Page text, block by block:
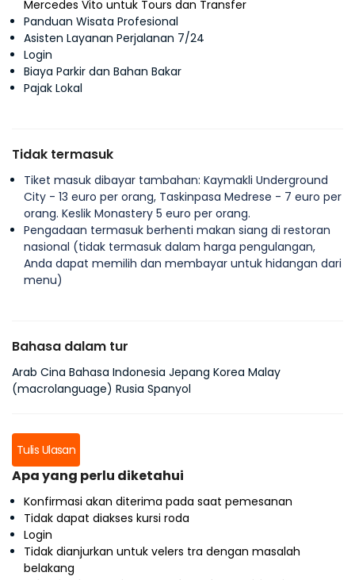
Mercedes Vito untuk Tours dan Transfer
Panduan Wisata Profesional
Asisten Layanan Perjalanan 7/24
Login
Biaya Parkir dan Bahan Bakar
Pajak Lokal
Tidak termasuk
Tiket masuk dibayar tambahan: Kaymakli Underground
City - 13 euro per orang, Taskinpasa Medrese - 7 euro per
orang. Keslik Monastery 5 euro per orang.
Pengadaan termasuk berhenti makan siang di restoran
nasional (tidak termasuk dalam harga pengulangan,
Anda dapat memilih dan membayar untuk hidangan dari
menu)
Bahasa dalam tur
Arab Cina Bahasa Indonesia Jepang Korea Malay
(macrolanguage) Rusia Spanyol
Tulis Ulasan
Apa yang perlu diketahui
Konfirmasi akan diterima pada saat pemesanan
Tidak dapat diakses kursi roda
Login
Tidak dianjurkan untuk velers tra dengan masalah
belakang